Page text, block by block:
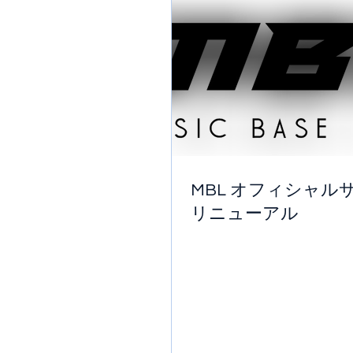
MBL オフィシャル
リニューアル